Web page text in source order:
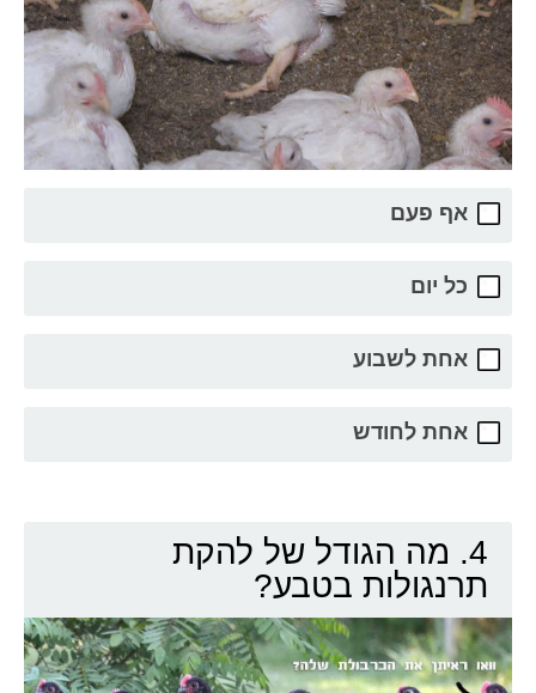
אף פעם
כל יום
אחת לשבוע
אחת לחודש
4. מה הגודל של להקת
תרנגולות בטבע?